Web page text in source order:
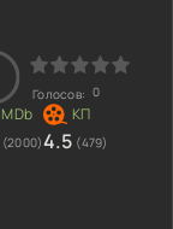
Голосов: 0
(2000)4.5 (479)